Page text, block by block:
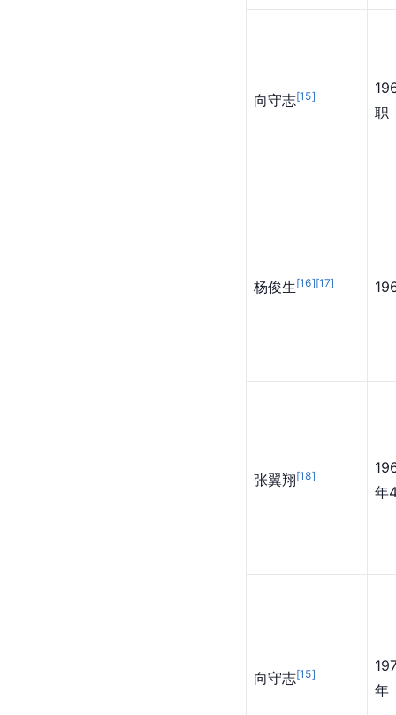
向守志[15]
职
杨俊生[16][17]
张翼翔[18]
年
向守志[15]
年